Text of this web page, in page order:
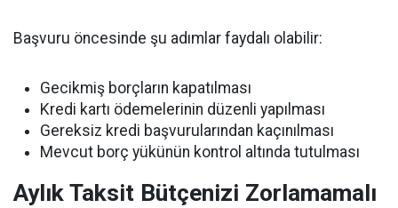
Başvuru öncesinde şu adımlar faydalı olabilir:
Gecikmiş borçların kapatılması
Kredi kartı ödemelerinin düzenli yapılması
Gereksiz kredi başvurularından kaçınılması
Mevcut borç yükünün kontrol altında tutulması
Aylık Taksit Bütçenizi Zorlamamalı